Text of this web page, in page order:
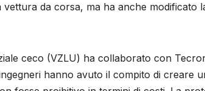
da corsa, ma ha anche modificato
ceco (VZLU) ha collaborato con
hanno avuto il compito di creare